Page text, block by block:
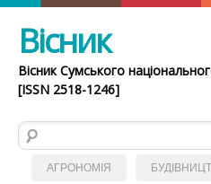
Вісник
Вісник Сумського
[ISSN 2518-1246]
Пошук:
АГРОНОМІЯ